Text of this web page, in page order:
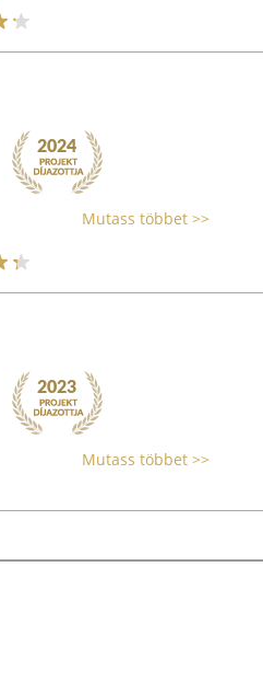
Mutass többet >>
Mutass többet >>